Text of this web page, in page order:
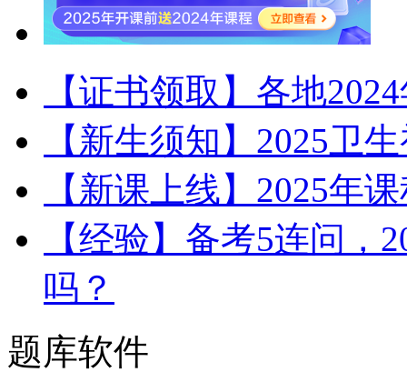
【证书领取】各地
【新生须知】2025卫
【新课上线】2025年
【经验】备考5连问，
吗？
题库软件